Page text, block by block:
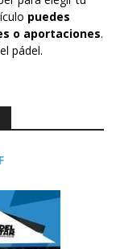
puedes
o aportaciones.
pádel.